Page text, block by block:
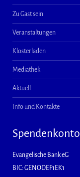
Zu Gast sein
Veranstaltungen
Klosterladen
Mediathek
Aktuell
Info und Kontakte
Spendenkonto
Evangelische Bank eG
BIC: GENODEF1EK1